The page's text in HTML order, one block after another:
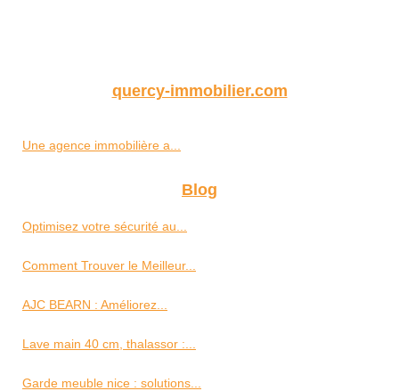
quercy-immobilier.com
Une agence immobilière a...
Blog
Optimisez votre sécurité au...
Comment Trouver le Meilleur...
AJC BEARN : Améliorez...
Lave main 40 cm, thalassor :...
Garde meuble nice : solutions...